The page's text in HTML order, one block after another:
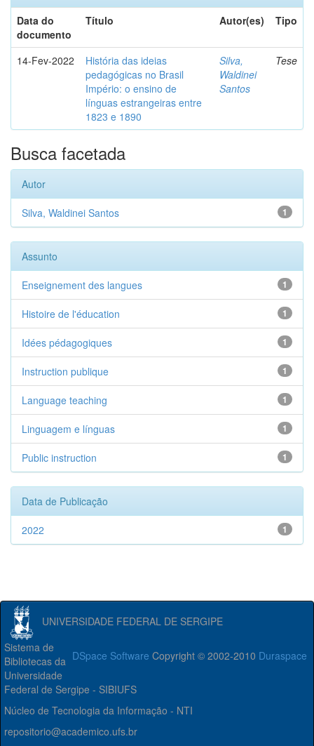
Data do
documento
Título Autor(es) Tipo
14-Fev-2022
História das ideias
pedagógicas no Brasil
Império: o ensino de
línguas estrangeiras entre
1823 e 1890
Silva,
Waldinei
Santos
Tese
Busca facetada
Autor
1
Silva, Waldinei Santos
Assunto
1
Enseignement des langues
1
Histoire de l'éducation
1
Idées pédagogiques
1
Instruction publique
1
Language teaching
1
Linguagem e línguas
1
Public instruction
Data de Publicação
1
2022
UNIVERSIDADE FEDERAL DE SERGIPE
DSpace Software Copyright © 2002-2010 Duraspace
Sistema de
Bibliotecas da
Universidade
Federal de Sergipe - SIBIUFS
Núcleo de Tecnologia da Informação - NTI
repositorio@academico.ufs.br